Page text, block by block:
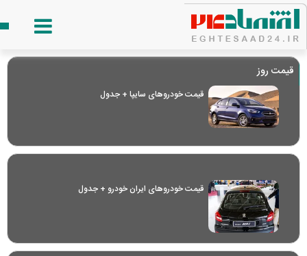
قیمت روز
قیمت خودرو‌های سایپا + جدول
قیمت خودرو‌های ایران خودرو + جدول